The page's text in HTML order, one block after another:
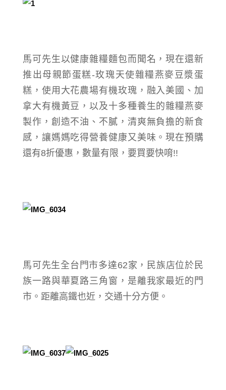
馬可先生以健康雜糧麵包而聞名，現在還新
推出母親節蛋糕-玫瑰天使雜糧燕麥豆漿蛋
糕，使用大花農場有機玫瑰，融入美國、加
拿大有機黃豆，以及十多種養生的雜糧燕麥
製作，創造不油、不膩，清爽無負擔的新食
感，讓媽媽吃得營養健康又美味。現在預購
還有8折優惠，數量有限，要買要快唷!!
馬可先生全台門市多達62家，民族店位於民
族一路與華夏路三角窗，是離我家最近的門
市。距離高鐵也近，交通十分方便。